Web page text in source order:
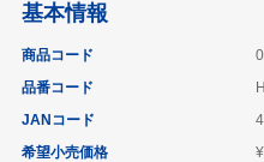
基本情報
商品コード
品番コード
JANコード
希望小売価格